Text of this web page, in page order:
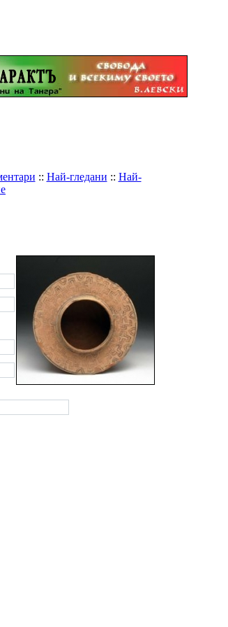
:: Най-гледани :: Най-